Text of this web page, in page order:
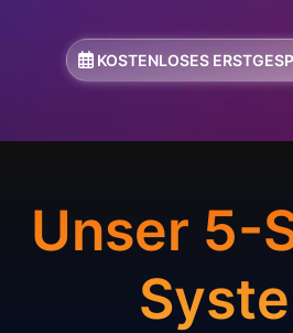
KOSTENLOSES
Unser 5-